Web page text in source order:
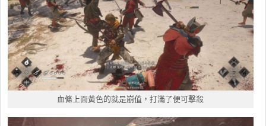
血條上面黃色的就是崩值，打滿了便可擊殺